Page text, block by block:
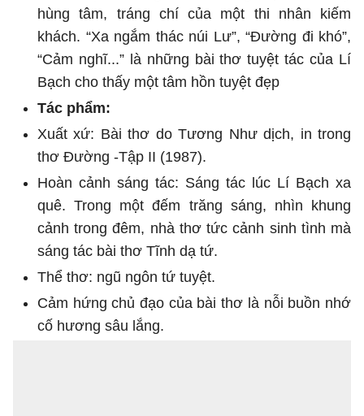
hùng tâm, tráng chí của một thi nhân kiếm
khách. “Xa ngắm thác núi Lư”, “Đường đi khó”,
“Cảm nghĩ...” là những bài thơ tuyệt tác của Lí
Bạch cho thấy một tâm hồn tuyệt đẹp
Tác phẩm:
Xuất xứ: Bài thơ do Tương Như dịch, in trong
thơ Đường -Tập II (1987).
Hoàn cảnh sáng tác: Sáng tác lúc Lí Bạch xa
quê. Trong một đếm trăng sáng, nhìn khung
cảnh trong đêm, nhà thơ tức cảnh sinh tình mà
sáng tác bài thơ Tĩnh dạ tứ.
Thể thơ: ngũ ngôn tứ tuyệt.
Cảm hứng chủ đạo của bài thơ là nỗi buồn nhớ
cố hương sâu lắng.